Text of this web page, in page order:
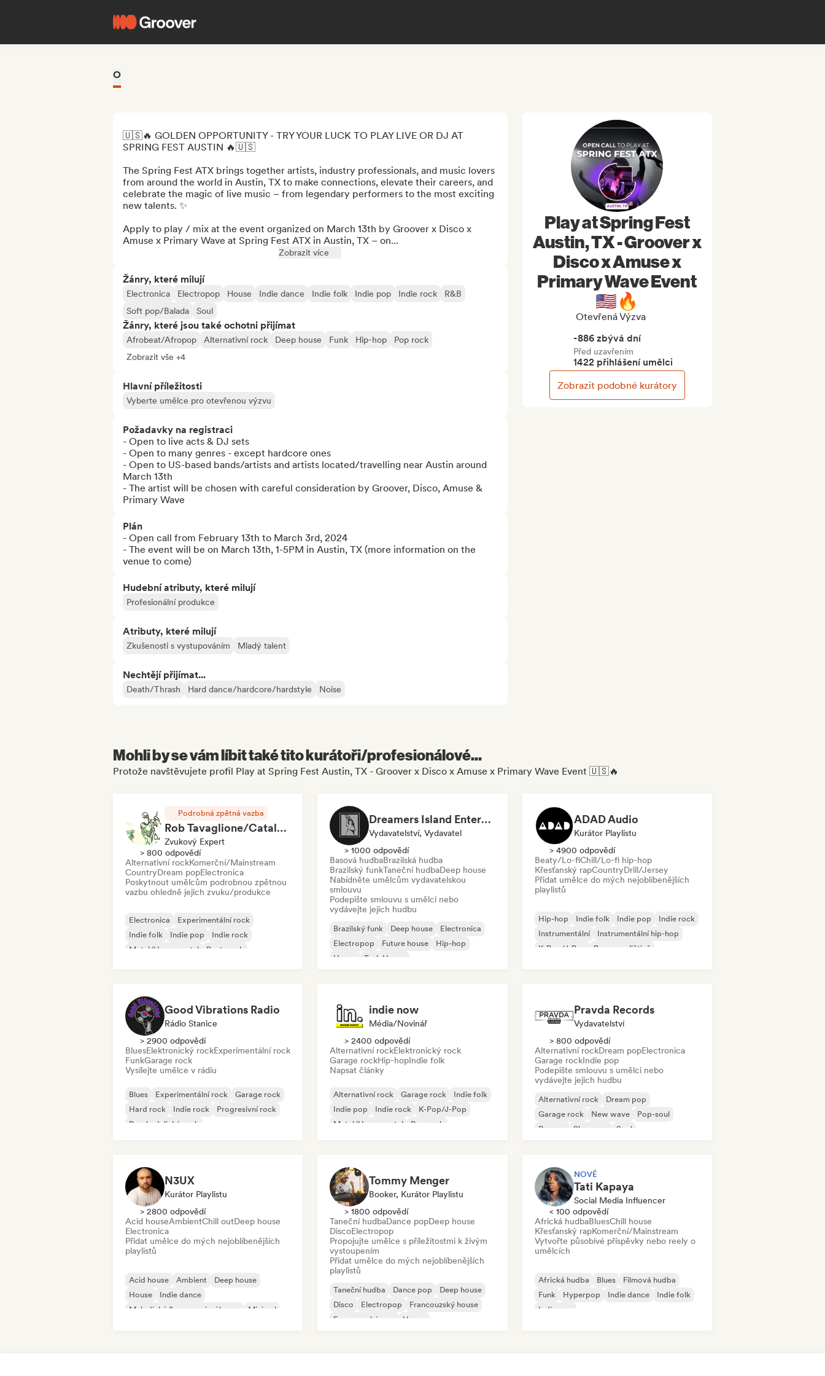
O
🇺🇸🔥 GOLDEN OPPORTUNITY - TRY YOUR LUCK TO PLAY LIVE OR DJ AT
SPRING FEST AUSTIN 🔥🇺🇸
The Spring Fest ATX brings together artists, industry professionals, and music lovers
from around the world in Austin, TX to make connections, elevate their careers, and
celebrate the magic of live music – from legendary performers to the most exciting
new talents. ✨
Apply to play / mix at the event organized on March 13th by Groover x Disco x
Amuse x Primary Wave at Spring Fest ATX in Austin, TX – on...
Zobrazit více
Žánry, které milují
Electronica Electropop House Indie dance Indie folk Indie pop Indie rock
R&B
Soft pop/Balada
Soul
Žánry, které jsou také ochotni přijímat
Afrobeat/Afropop Alternativní rock Deep house Funk Hip-hop
Pop rock
Zobrazit vše +4
Hlavní příležitosti
Vyberte umělce pro otevřenou výzvu
Požadavky na registraci
- Open to live acts & DJ sets
- Open to many genres - except hardcore ones
- Open to US-based bands/artists and artists located/travelling near Austin around
March 13th
- The artist will be chosen with careful consideration by Groover, Disco, Amuse &
Primary Wave
Plán
- Open call from February 13th to March 3rd, 2024
- The event will be on March 13th, 1-5PM in Austin, TX (more information on the
venue to come)
Hudební atributy, které milují
Profesionální produkce
Atributy, které milují
Zkušenosti s vystupováním Mladý talent
Nechtějí přijímat...
Death/Thrash Hard dance/hardcore/hardstyle Noise
Play at Spring Fest
Austin, TX - Groover x
Disco x Amuse x
Primary Wave Event
🇺🇸🔥
Otevřená Výzva
-886 zbývá dní
Před uzavřením
1422 přihlášení umělci
Zobrazit podobné kurátory
Mohli by se vám líbit také tito kurátoři/profesionálové...
Protože navštěvujete profil Play at Spring Fest Austin, TX - Groover x Disco x Amuse x Primary Wave Event 🇺🇸🔥
Podrobná zpětná vazba
Rob Tavaglione/Catalyst Recording
Zvukový Expert
> 800 odpovědí
Alternativní rockKomerční/Mainstream
CountryDream popElectronica
Poskytnout umělcům podrobnou zpětnou
vazbu ohledně jejich zvuku/produkce
Electronica
Experimentální rock
Indie folk
Indie pop
Indie rock
Metal/Heavy metal
Post-punk
Dreamers Island Entertainment
Vydavatelství, Vydavatel
> 1000 odpovědí
Basová hudbaBrazilská hudba
Brazilský funkTaneční hudbaDeep house
Nabídněte umělcům vydavatelskou
smlouvu
Podepište smlouvu s umělci nebo
vydávejte jejich hudbu
Brazilský funk Deep house
Electronica
Electropop
Future house
Hip-hop
House
Tech House
ADAD Audio
Kurátor Playlistu
> 4900 odpovědí
Beaty/Lo-fiChill/Lo-fi hip-hop
Křesťanský rapCountryDrill/Jersey
Přidat umělce do mých nejoblíbenějších
playlistů
Hip-hop Indie folk Indie pop
Indie rock
Instrumentální
Instrumentální hip-hop
K-Pop/J-Pop
Rap v angličtině
Good Vibrations Radio
Rádio Stanice
> 2900 odpovědí
BluesElektronický rockExperimentální rock
FunkGarage rock
Vysílejte umělce v rádiu
Blues Experimentální rock
Garage rock
Hard rock
Indie rock
Progresivní rock
Psychedelický rock
indie now
Média/novinář
> 2400 odpovědí
Alternativní rockElektronický rock
Garage rockHip-hopIndie folk
Napsat články
Alternativní rock Garage rock
Indie folk
Indie pop
Indie rock
K-Pop/J-Pop
Metal/Heavy metal
Pop rock
Pravda Records
Vydavatelství
> 800 odpovědí
Alternativní rockDream popElectronica
Garage rockIndie pop
Podepište smlouvu s umělci nebo
vydávejte jejich hudbu
Alternativní rock
Dream pop
Garage rock
New wave
Pop-soul
Reggae
Shoegaze Soul
N3UX
Kurátor Playlistu
> 2800 odpovědí
Acid houseAmbientChill outDeep house
Electronica
Přidat umělce do mých nejoblíbenějších
playlistů
Acid house Ambient
Deep house
House
Indie dance
Melodický & progresivní house
Minimal
Tommy Menger
Booker, Kurátor Playlistu
> 1800 odpovědí
Taneční hudbaDance popDeep house
DiscoElectropop
Propojujte umělce s příležitostmi k živým
vystoupením
Přidat umělce do mých nejoblíbenějších
playlistů
Taneční hudba Dance pop
Deep house
Disco
Electropop
Francouzský house
Francouzský pop
House
NOVÉ
Tati Kapaya
Social Media Influencer
< 100 odpovědí
Africká hudbaBluesChill house
Křesťanský rapKomerční/Mainstream
Vytvořte působivé příspěvky nebo reely o
umělcích
Africká hudba Blues
Filmová hudba
Funk
Hyperpop Indie dance
Indie folk
Indie pop